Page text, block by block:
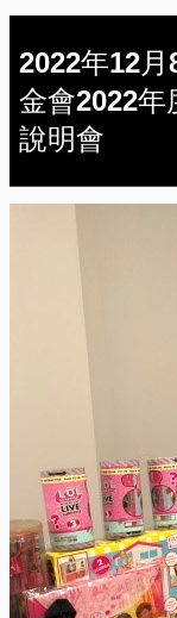
2022年12
金會2022年
說明會